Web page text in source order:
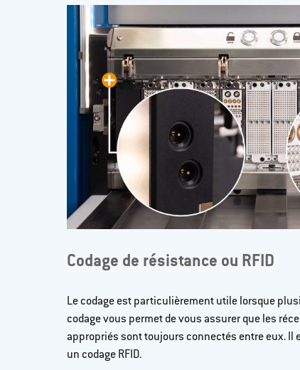
Codage de résistance ou RFID
Le codage est particulièrement utile lorsque
codage vous permet de vous assurer que les
appropriés sont toujours connectés entre eux.
un codage RFID.